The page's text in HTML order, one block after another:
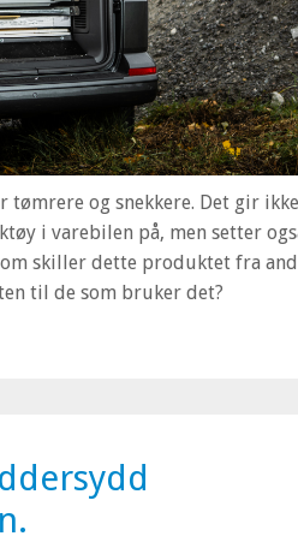
og snekkere. Det gir
i varebilen på, men setter
skiller dette produktet fra
til de som bruker det?